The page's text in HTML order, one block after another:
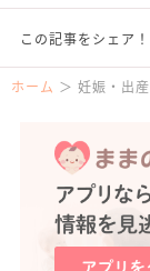
この記事をシェア！
ホーム 妊娠・出産